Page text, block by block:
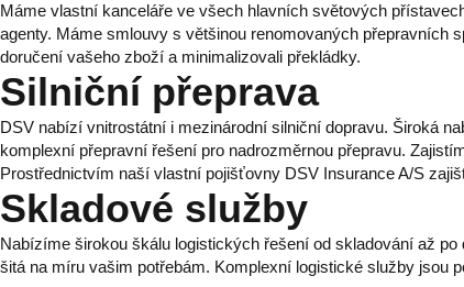
Máme vlastní kanceláře ve všech hlavních světových
agenty. Máme smlouvy s většinou renomovaných přepravních
doručení vašeho zboží a minimalizovali překládky.
Silniční přeprava
DSV nabízí vnitrostátní i mezinárodní silniční dopravu. Široká
komplexní přepravní řešení pro nadrozměrnou přepravu.
Prostřednictvím naší vlastní pojišťovny DSV Insurance A/S
Skladové služby
Nabízíme širokou škálu logistických řešení od skladování až
šitá na míru vašim potřebám. Komplexní logistické služby jsou